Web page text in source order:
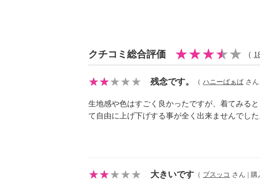
・漂白処理：塩素系・酸素系漂白不可
・タンブル乾燥：不可
・アイロン仕上げ：可（低温）
・ドライクリーニング：石油系ドライクリーニン
【メンテナンス（ケアラベル）】
【原産国（地）】
クチコミ総合評価 （
残念です。 （ ハニーばぁば さ
生地感や色はすごく良かったですが、着てみる
て自由に上げ下げする事が全く出来ませんでし
大きいです （ ブスッコ さん | 購